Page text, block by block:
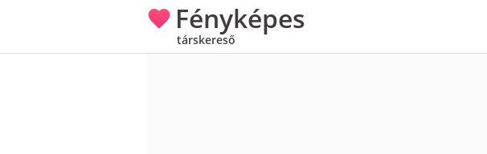
Fényképes
társkereső